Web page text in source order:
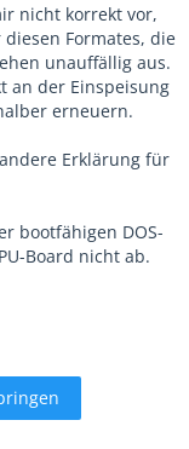
nicht korrekt vor,
Formates, die
unauffällig aus.
an der Einspeisung
erneuern.
Erklärung für
bootfähigen DOS-
Board nicht ab.